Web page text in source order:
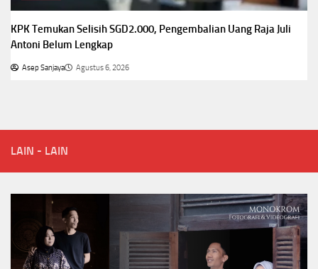
KPK Temukan Selisih SGD2.000, Pengembalian Uang Raja Juli
Antoni Belum Lengkap
Asep Sanjaya Agustus 6, 2026
LAIN - LAIN